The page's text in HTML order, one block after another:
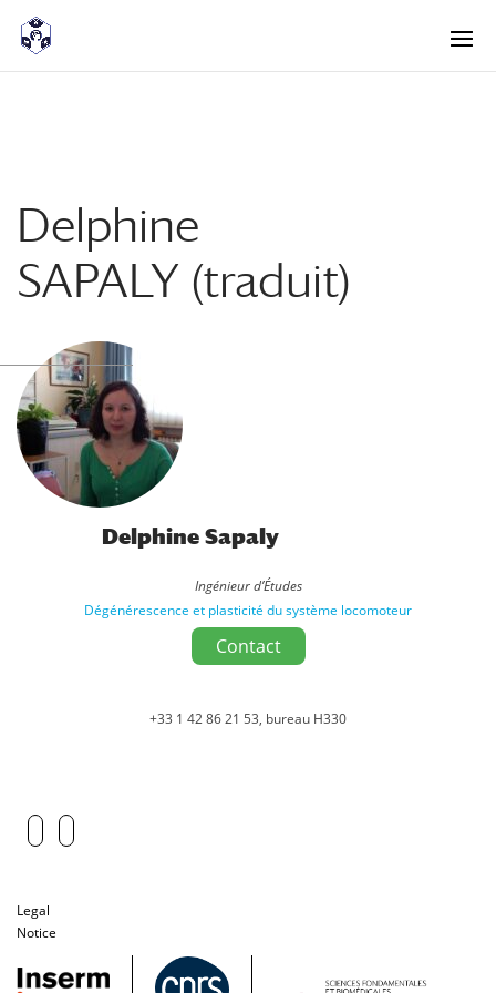
<! -- Pour avoir les accordéons fermés par défaut -->
Delphine
SAPALY (traduit)
Delphine Sapaly
Ingénieur d’Études
Dégénérescence et plasticité du système locomoteur
Contact
+33 1 42 86 21 53, bureau H330
Legal
Notice